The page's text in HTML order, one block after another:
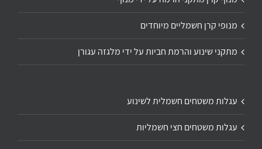
מנופי קרן חשמליים מיוחדים
מתקני שינוע והרמת חביות על ידי מלגזה עגורן
עגלות משטחים חשמלית לשינוע
עגלות משטחים חצי חשמליות